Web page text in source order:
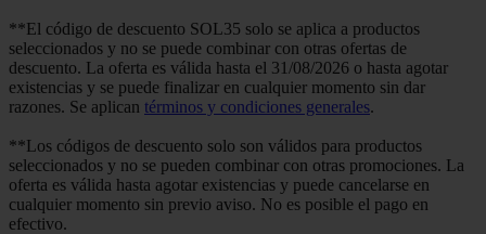
**El código de descuento SOL35 solo se aplica a productos
seleccionados y no se puede combinar con otras ofertas de
descuento. La oferta es válida hasta el 31/08/2026 o hasta agotar
existencias y se puede finalizar en cualquier momento sin dar
razones. Se aplican términos y condiciones generales.
**Los códigos de descuento solo son válidos para productos
seleccionados y no se pueden combinar con otras promociones. La
oferta es válida hasta agotar existencias y puede cancelarse en
cualquier momento sin previo aviso. No es posible el pago en
efectivo.